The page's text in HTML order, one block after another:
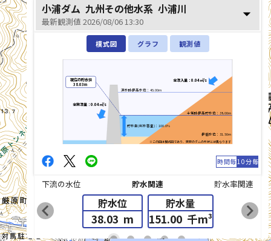
小浦川(こうらがわ)
list_alt
小浦ダム 九州その他水系 小浦川
最新観測値 2026/08/06 13:30 arrow_drop_down
模式図 グラフ 観測値
※この図は模式図であり、実際のダムの形状とは異なります
洪水時最高水位：45.00m
平常時最高貯水位：38.00m
最低水位：31.50m
貯水率(利水容量)：100.0%
現在の貯水位
38.03m
全流入量：0.04㎥/s
全放流量：0.04㎥/s
時間毎10分毎
下流の水位 貯水関連 貯水率関連
貯水位
38.03 m
貯水量
151.00 千m³
chevron_left chevron_right